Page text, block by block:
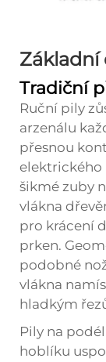
Tradiční
Ruční pily
arzenálu
přesnou
elektrického
šikmé zuby
vlákna
pro krácení
prken.
podobné
vlákna
hladkým
Pily na
hoblíku